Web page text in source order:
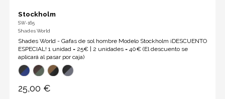
Stockholm
SW-165
Shades World
Shades World - Gafas de sol hombre Modelo Stockholm ¡DESCUENTO
ESPECIAL! 1 unidad = 25€ | 2 unidades = 40€ (El descuento se
aplicará al pasar por caja)
25,00 €